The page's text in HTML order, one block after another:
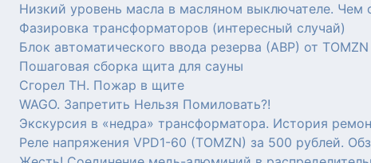
Низкий уровень масла в масляном выключателе. Чем
Фазировка трансформаторов (интересный случай)
Блок автоматического ввода резерва (АВР) от TOMZN
Пошаговая сборка щита для сауны
Сгорел ТН. Пожар в щите
WAGO. Запретить Нельзя Помиловать?!
Экскурсия в «недра» трансформатора. История
Реле напряжения VPD1-60 (TOMZN) за 500 рублей.